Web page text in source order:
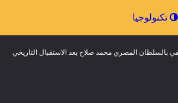
ثقافة وفن
بالسلطان المصري محمد صلاح بعد الاستقبال التاريخي